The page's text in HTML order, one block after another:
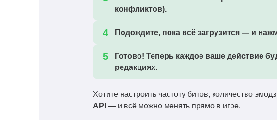
конфликтов).
Подождите, пока всё загрузится — и
Готово! Теперь каждое ваше действие
редакциях.
Хотите настроить частоту битов, количество
API — и всё можно менять прямо в игре.